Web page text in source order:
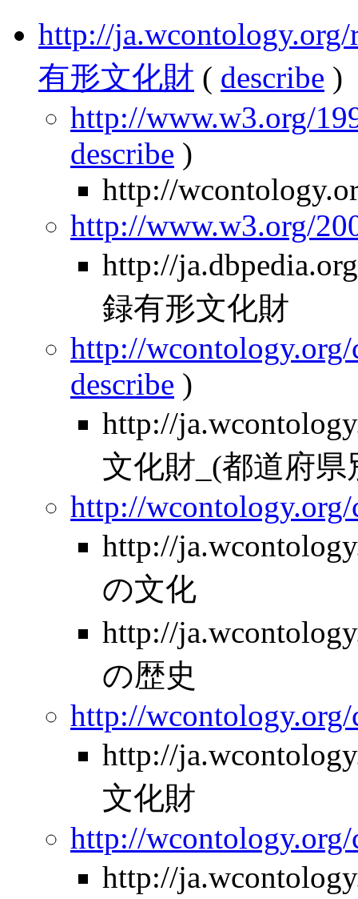
http://
有形文化財 ( describe )
http://www.w3.org/
describe )
http://
http://www.w3.org/
http://
録有形文化財
http://
describe )
http://
文化財_(都道府県
http://wcontology.org/
http://
の文化
http://
の歴史
http://
http://
文化財
http://wcontology.org/
http://